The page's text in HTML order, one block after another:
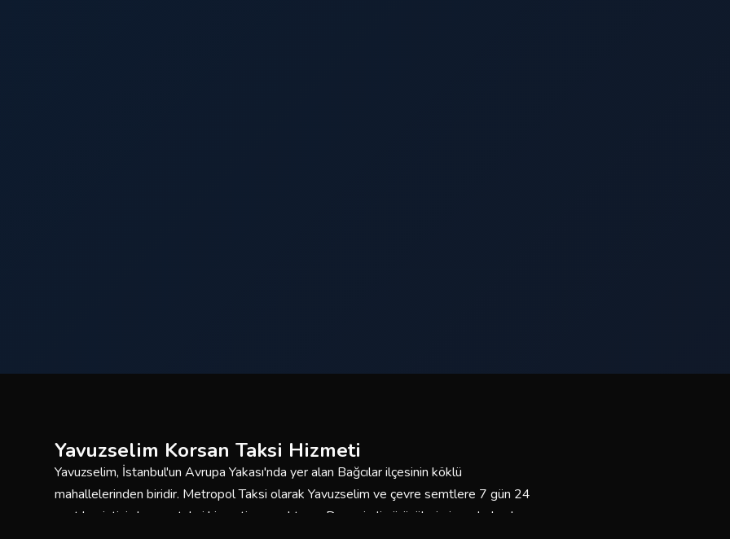
Yavuzselim Korsan Taksi Hizmeti
Yavuzselim, İstanbul'un Avrupa Yakası'nda yer alan Bağcılar ilçesinin köklü
mahallelerinden biridir. Metropol Taksi olarak Yavuzselim ve çevre semtlere 7 gün 24
saat kesintisiz korsan taksi hizmeti sunmaktayız. Deneyimli sürücülerimiz ve bakımlı